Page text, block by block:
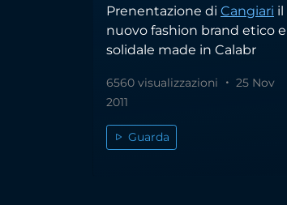
Prenentazione di Cangiari il
nuovo fashion brand etico e
solidale made in Calabr
6560 visualizzazioni
25 Nov
2011
Guarda